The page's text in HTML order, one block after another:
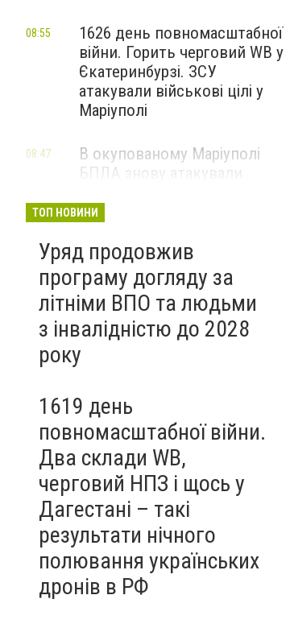
1626 день повномасштабної
війни. Горить черговий WB у
Єкатеринбурзі. ЗСУ
атакували військові цілі у
Маріуполі
08:55
В окупованому Маріуполі
БПЛА знову атакували
— ВІДЕО
08:47
ТОП НОВИНИ
Уряд продовжив
програму догляду за
літніми ВПО та людьми
з інвалідністю до 2028
року
1619 день
повномасштабної війни.
Два склади WB,
черговий НПЗ і щось у
Дагестані – такі
результати нічного
полювання українських
дронів в РФ